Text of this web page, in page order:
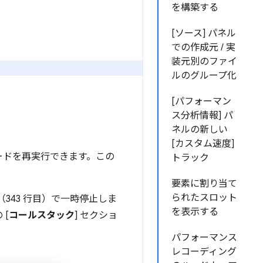
を構築する
[ソース] パネル
での作成元 / 実
装元別のファイ
ルのグループ化
[パフォーマン
ス分析情報] パ
ネルの新しい
[カスタム速度]
トラック
要素に割り当て
られたスロット
を表示する
パフォーマンス
レコーディング
を再実行できます。この
行目）で一時停止しま
[コールスタック] セクショ